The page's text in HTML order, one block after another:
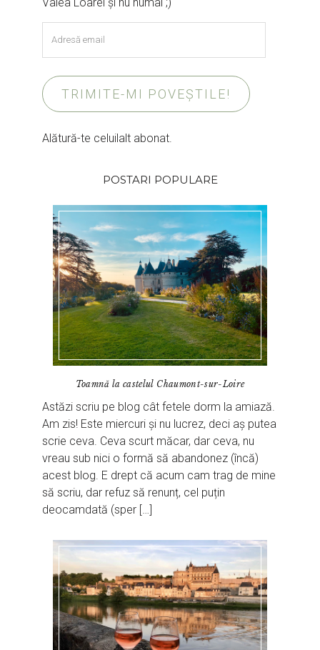
email
TRIMITE-MI POVEȘTILE!
Alătură-te celuilalt abonat.
POSTARI POPULARE
Toamnă la castelul Chaumont-sur-Loire
Astăzi scriu pe blog cât fetele dorm la amiază.
Am zis! Este miercuri și nu lucrez, deci aș putea
scrie ceva. Ceva scurt măcar, dar ceva, nu
vreau sub nici o formă să abandonez (încă)
acest blog. E drept că acum cam trag de mine
să scriu, dar refuz să renunț, cel puțin
deocamdată (sper […]